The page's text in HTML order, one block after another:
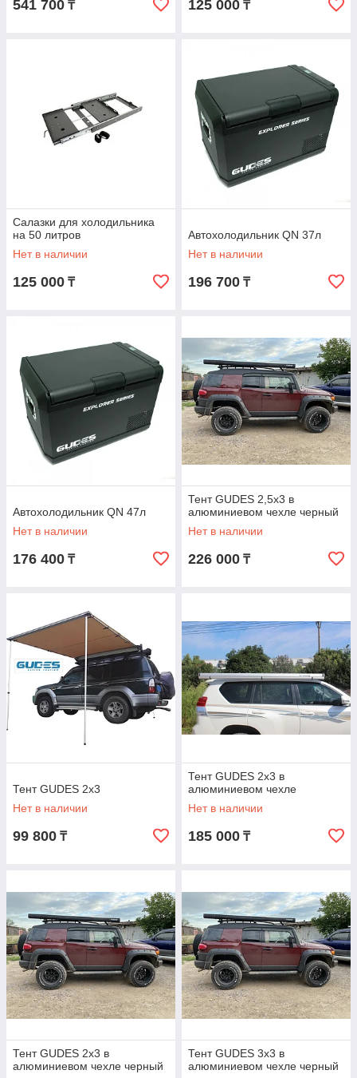
541 700 ₸ 125 000 ₸
Салазки для холодильника
на 50 литров
Нет в наличии
125 000 ₸
Автохолодильник QN 37л
Нет в наличии
196 700 ₸
Автохолодильник QN 47л
Нет в наличии
176 400 ₸
Тент GUDES 2,5x3 в
алюминиевом чехле черный
Нет в наличии
226 000 ₸
Тент GUDES 2x3
Нет в наличии
99 800 ₸
Тент GUDES 2x3 в
алюминиевом чехле
Нет в наличии
185 000 ₸
Тент GUDES 2x3 в
алюминиевом чехле черный
Тент GUDES 3x3 в
алюминиевом чехле черный